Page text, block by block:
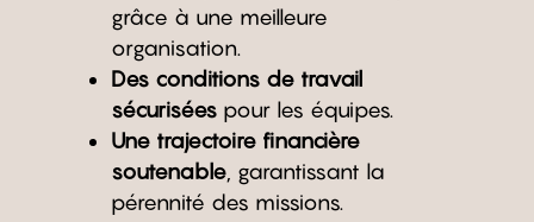
grâce à une meilleure
organisation.
Des conditions de travail
sécuriséespour les équipes.
Une trajectoire financière
soutenable, garantissant la
pérennité des missions.